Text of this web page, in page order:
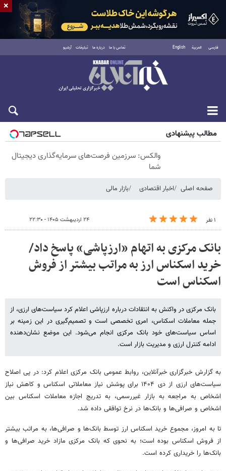
فارسی العربية English تماس با ما درباره ما تبلیغات آرشیو
شنبه ۱۷ مرداد ۱۴۰۵
مطالب پیشنهادی
والکس: سرزمین فرصت‌های سرمایه‌گذاری دیجیتال
شما
صفحه اصلی اخبار اقتصادی بازار مالی
۱ نفر ۲۴ اردیبهشت ۱۴۰۵ - ۲۲:۳۰
بانک مرکزی به اتهام «ارزپاشی» پاسخ داد/
خرید اسکناس ارز به مراتب بیشتر از فروش
اسکناس است
بانک مرکزی در واکنش به انتقادات درباره ارزپاشی اعلام کرد سیاست‌های ارزی، از
جمله معاملات اسکناس، امری تخصصی است و تصمیم‌گیری در این زمینه بر
اساس سیاست‌های خود بانک مرکزی انجام می‌شود. این موضع نشان‌دهنده
ادامه کنترل ارزی و مدیریت بازار است.
به گزارش خبرگزاری خبرآنلاین، روابط عمومی بانک مرکزی اعلام کرد: در پی اصلاح
سیاست‌های ارزی از دی ۱۴۰۴ برای پوشش نیاز معاملاتی اسکناس و کاهش نیاز
اشخاص به مراجعه به بازار غیررسمی، به تدریج اجازه معاملات اسکناس بین
اشخاص و صرافی‌ها و بانک‌ها در نرخ توافقی داده شد.
تا به امروز، مجموع خرید اسکناس ارز توسط بانک‌ها و صرافی‌ها، به مراتب بیشتر
از فروش اسکناس بوده است؛ به نحوی که بانک مرکزی مازاد خرید صرافی‌ها و
بانک‌ها را خریداری کرده است.
×